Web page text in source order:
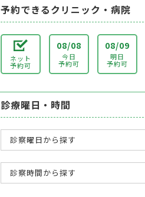
予約できるクリニック・病院
ネット
予約可
08/08
今日
予約可
08/09
明日
予約可
診療曜日・時間
診察曜日から探す
診察時間から探す